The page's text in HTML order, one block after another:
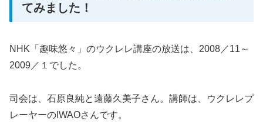
てみました！
NHK「趣味悠々」のウクレレ講座の放送は、2008／11～
2009／１でした。
司会は、石原良純と遠藤久美子さん。講師は、ウクレレプ
レーヤーのIWAOさんです。